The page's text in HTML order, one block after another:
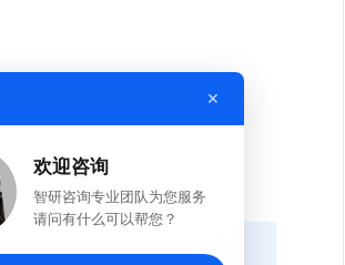
×
欢迎咨询
智研咨询专业团队为您服务
请问有什么可以帮您？